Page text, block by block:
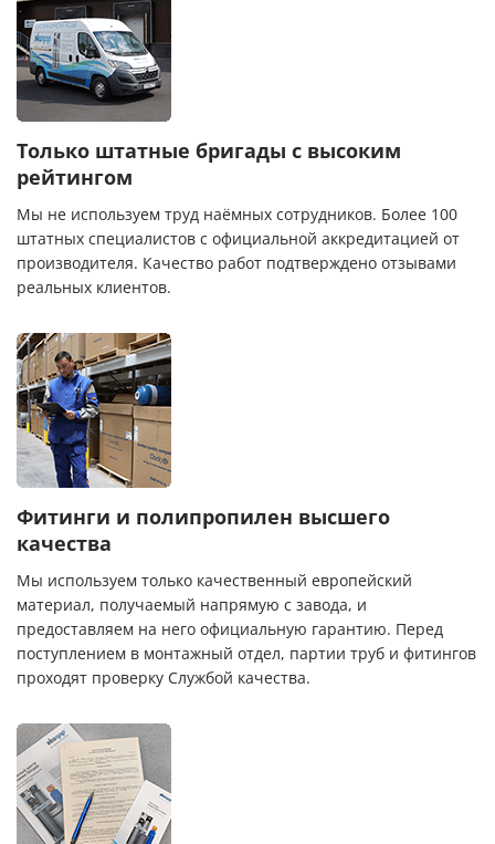
Только штатные бригады с высоким
рейтингом
Мы не используем труд наёмных сотрудников. Более 100
штатных специалистов с официальной аккредитацией от
производителя. Качество работ подтверждено отзывами
реальных клиентов.
Фитинги и полипропилен высшего
качества
Мы используем только качественный европейский
материал, получаемый напрямую с завода, и
предоставляем на него официальную гарантию. Перед
поступлением в монтажный отдел, партии труб и фитингов
проходят проверку Службой качества.